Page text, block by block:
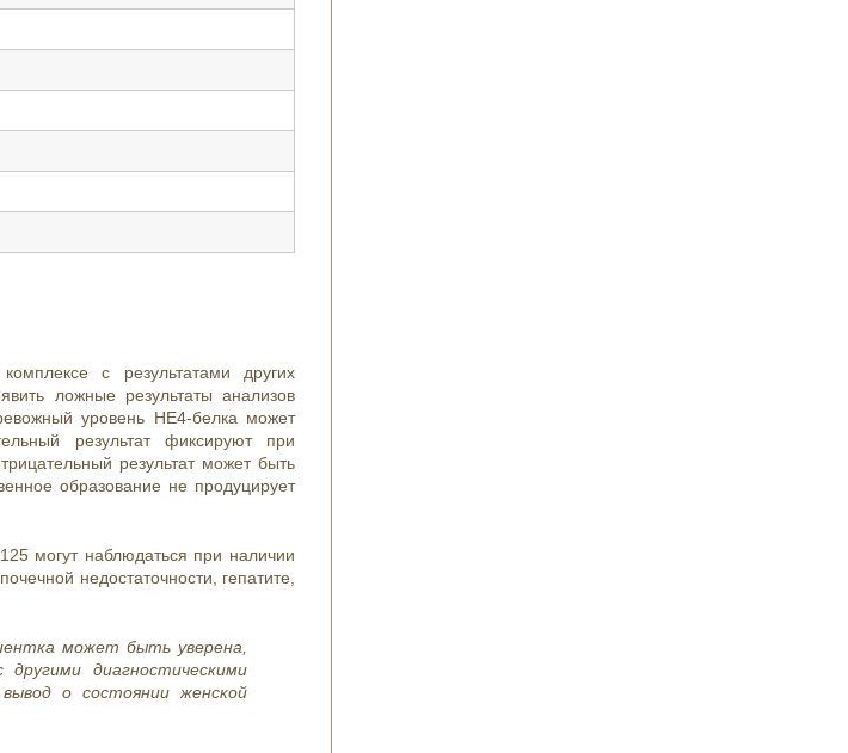
с результатами других
ложные результаты анализов
уровень НЕ4-белка может
результат фиксируют при
результат может быть
образование не продуцирует
могут наблюдаться при наличии
недостаточности, гепатите,
может быть уверена,
диагностическими
о состоянии женской